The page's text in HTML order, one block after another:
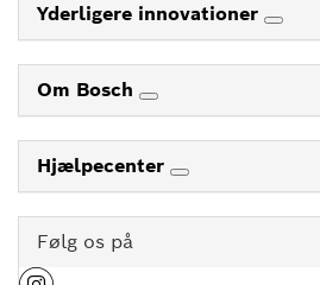
Yderligere innovationer
Om Bosch
Hjælpecenter
Følg os på